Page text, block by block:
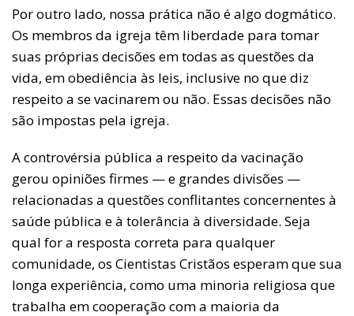
Por outro lado, nossa prática não é algo dogmático.
Os membros da igreja têm liberdade para tomar
suas próprias decisões em todas as questões da
vida, em obediência às leis, inclusive no que diz
respeito a se vacinarem ou não. Essas decisões não
são impostas pela igreja.
A controvérsia pública a respeito da vacinação
gerou opiniões firmes — e grandes divisões —
relacionadas a questões conflitantes concernentes à
saúde pública e à tolerância à diversidade. Seja
qual for a resposta correta para qualquer
comunidade, os Cientistas Cristãos esperam que sua
longa experiência, como uma minoria religiosa que
trabalha em cooperação com a maioria da